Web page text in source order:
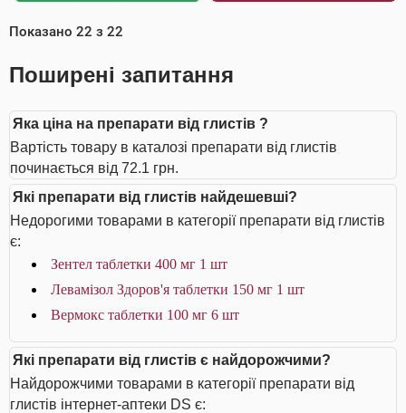
Показано 22 з 22
Поширені запитання
Яка ціна на препарати від глистів ?
Вартість товару в каталозі препарати від глистів
починається від 72.1 грн.
Які препарати від глистів найдешевші?
Недорогими товарами в категорії препарати від глистів
є:
Зентел таблетки 400 мг 1 шт
Левамізол Здоров'я таблетки 150 мг 1 шт
Вермокс таблетки 100 мг 6 шт
Які препарати від глистів є найдорожчими?
Найдорожчими товарами в категорії препарати від
глистів інтернет-аптеки DS є: